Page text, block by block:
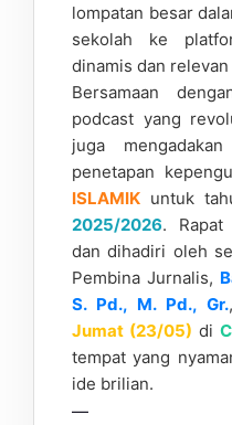
lompatan besar
sekolah ke
dinamis dan
Bersamaan
podcast yang
juga
penetapan
ISLAMIK untuk
2025/2026. Rapat
dan dihadiri oleh
Pembina Jurnalis,
S. Pd., M. Pd., Gr.
Jumat (23/05) di
tempat yang
ide brilian.
—